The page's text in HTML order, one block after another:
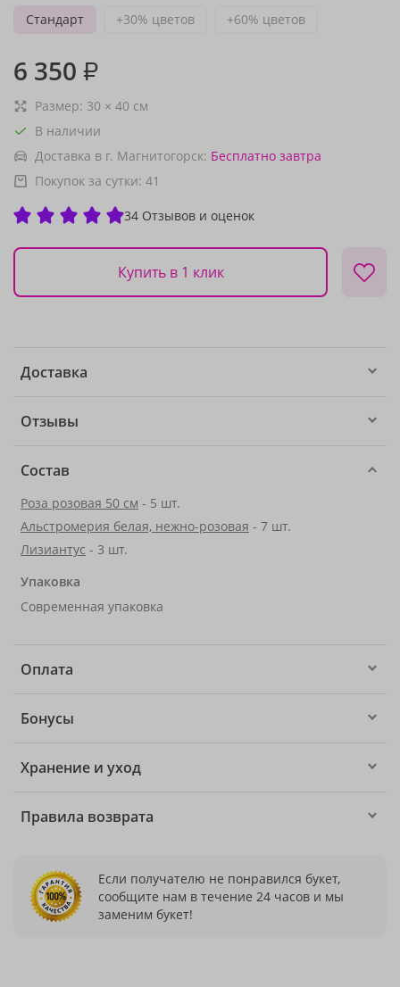
Стандарт
+30% цветов +60% цветов
6 350 ₽
Размер: 30 × 40 см
В наличии
Доставка в г. Магнитогорск: Бесплатно завтра
Покупок за сутки: 41
34 Отзывов и оценок
Купить в 1 клик
Доставка
Отзывы
Состав
Роза розовая 50 см - 5 шт.
Альстромерия белая, нежно-розовая - 7 шт.
Лизиантус - 3 шт.
Упаковка
Современная упаковка
Оплата
Бонусы
Хранение и уход
Правила возврата
Если получателю не понравился букет,
сообщите нам в течение 24 часов и мы
заменим букет!